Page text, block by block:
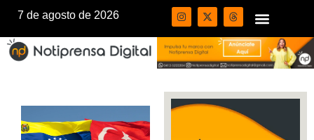
7 de agosto de 2026